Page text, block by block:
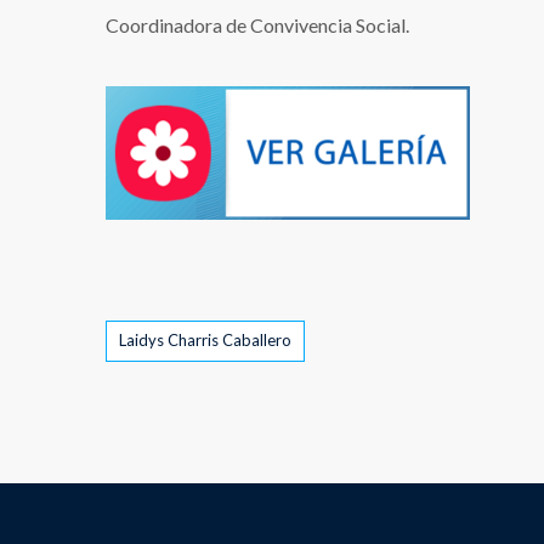
Coordinadora de Convivencia Social.
Tags
Laidys Charris Caballero